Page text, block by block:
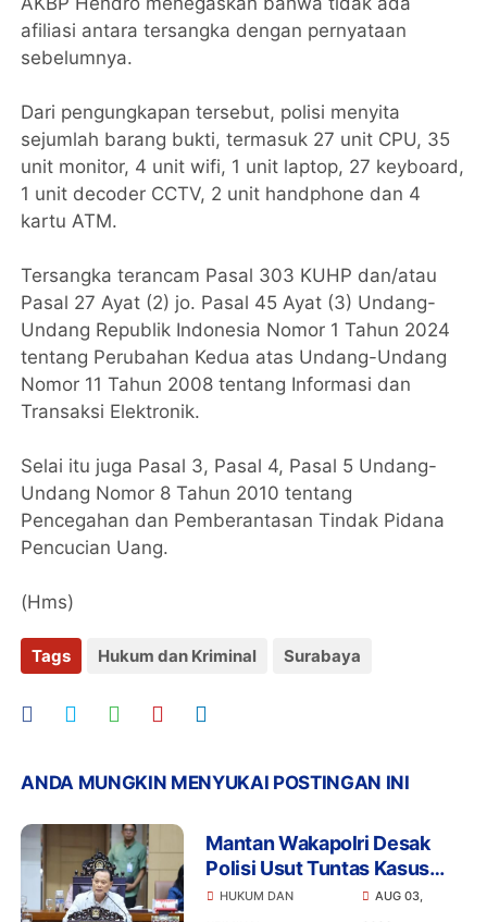
afiliasi antara tersangka dengan pernyataan
sebelumnya.
Dari pengungkapan tersebut, polisi menyita
sejumlah barang bukti, termasuk 27 unit CPU, 35
unit monitor, 4 unit wifi, 1 unit laptop, 27 keyboard,
1 unit decoder CCTV, 2 unit handphone dan 4
kartu ATM.
Tersangka terancam Pasal 303 KUHP dan/atau
Pasal 27 Ayat (2) jo. Pasal 45 Ayat (3) Undang-
Undang Republik Indonesia Nomor 1 Tahun 2024
tentang Perubahan Kedua atas Undang-Undang
Nomor 11 Tahun 2008 tentang Informasi dan
Transaksi Elektronik.
Selai itu juga Pasal 3, Pasal 4, Pasal 5 Undang-
Undang Nomor 8 Tahun 2010 tentang
Pencegahan dan Pemberantasan Tindak Pidana
Pencucian Uang.
(Hms)
Tags Hukum dan Kriminal Surabaya
ANDA MUNGKIN MENYUKAI POSTINGAN INI
Mantan Wakapolri Desak
Polisi Usut Tuntas Kasus
Bigmo Ajak Anak di Bawah
HUKUM DAN
AUG 03,